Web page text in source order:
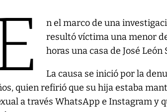
n el marco de una
resultó víctima una menor
horas una casa de José León
La causa se inició por la
quien refirió que su hija estaba
a través WhatsApp e Instagram y